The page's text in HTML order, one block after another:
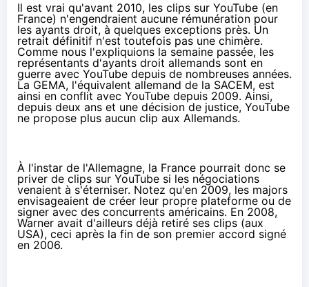
Il est vrai qu'avant 2010, les clips sur YouTube (en
France) n'engendraient aucune rémunération pour
les ayants droit, à quelques exceptions près. Un
retrait définitif n'est toutefois pas une chimère.
Comme nous l'expliquions la semaine passée, les
représentants d'ayants droit allemands sont en
guerre avec YouTube depuis de nombreuses années.
La GEMA, l'équivalent allemand de la SACEM, est
ainsi en conflit avec YouTube depuis 2009. Ainsi,
depuis deux ans et une décision de justice, YouTube
ne propose plus aucun clip aux Allemands.
À l'instar de l'Allemagne, la France pourrait donc se
priver de clips sur YouTube si les négociations
venaient à s'éterniser. Notez qu'en 2009, les majors
envisageaient de créer leur propre plateforme ou de
signer avec des concurrents américains. En 2008,
Warner avait d'ailleurs déjà retiré ses clips (aux
USA), ceci après la fin de son premier accord signé
en 2006.